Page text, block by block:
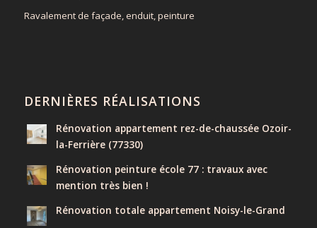
Ravalement de façade, enduit, peinture
DERNIÈRES RÉALISATIONS
Rénovation appartement rez-de-chaussée Ozoir-
la-Ferrière (77330)
Rénovation peinture école 77 : travaux avec
mention très bien !
Rénovation totale appartement Noisy-le-Grand